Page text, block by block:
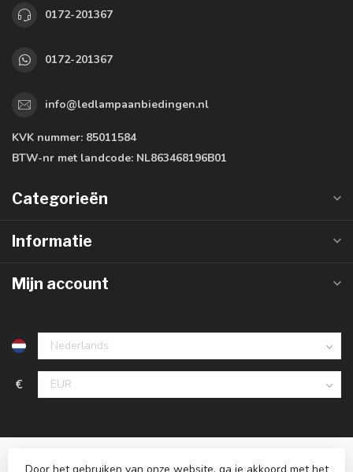
0172-201367
0172-201367
info@ledlampaanbiedingen.nl
KVK nummer: 85011584
BTW-nr met landcode: NL863468196B01
Categorieën
Informatie
Mijn account
€